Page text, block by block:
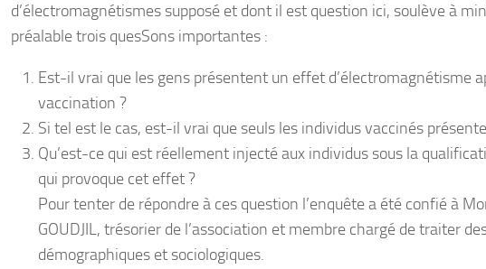
d’électromagnétismes supposé et dont il est question ici, soulève à
préalable trois quesSons importantes :
Est-il vrai que les gens présentent un effet d’électromagnétisme
vaccination ?
Si tel est le cas, est-il vrai que seuls les individus vaccinés
Qu’est-ce qui est réellement injecté aux individus sous la
qui provoque cet effet ?
Pour tenter de répondre à ces question l’enquête a été confié à
GOUDJIL, trésorier de l’association et membre chargé de traiter
démographiques et sociologiques.